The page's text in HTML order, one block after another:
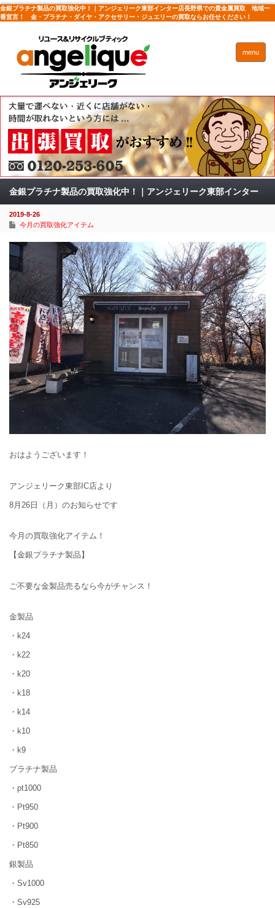
金銀プラチナ製品の買取強化中！｜アンジェリーク東部インター店長野県での貴金属買取 地域一
番宣言！ 金・プラチナ・ダイヤ・アクセサリー・ジュエリーの買取ならお任せください！
menu
金銀プラチナ製品の買取強化中！｜アンジェリーク東部インター
店
2019-8-26
今月の買取強化アイテム
おはようございます！
アンジェリーク東部IC店より
8月26日（月）のお知らせです
今月の買取強化アイテム！
【金銀プラチナ製品】
ご不要な金製品売るなら今がチャンス！
金製品
・k24
・k22
・k20
・k18
・k14
・k10
・k9
プラチナ製品
・pt1000
・Pt950
・Pt900
・Pt850
銀製品
・Sv1000
・Sv925